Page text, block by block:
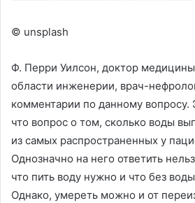
© unsplash
Ф. Перри Уилсон, доктор
области инженерии, врач-
комментарии по данному вопросу.
что вопрос о том, сколько воды
из самых распространенных у
Однозначно на него ответить
что пить воду нужно и что без
Однако, умереть можно и от